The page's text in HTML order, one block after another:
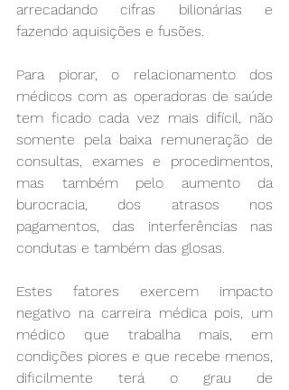
arrecadando cifras bilionárias e
fazendo aquisições e fusões.
Para piorar, o relacionamento dos
médicos com as operadoras de saúde
tem ficado cada vez mais difícil, não
somente pela baixa remuneração de
consultas, exames e procedimentos,
mas também pelo aumento da
burocracia, dos atrasos nos
pagamentos, das interferências nas
condutas e também das glosas.
Estes fatores exercem impacto
negativo na carreira médica pois, um
médico que trabalha mais, em
condições piores e que recebe menos,
dificilmente terá o grau de